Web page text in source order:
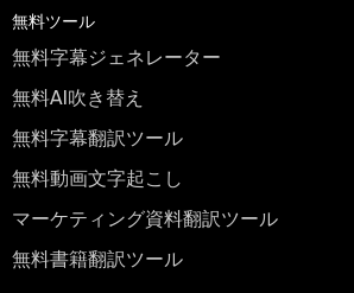
無料ツール
無料字幕ジェネレーター
無料AI吹き替え
無料字幕翻訳ツール
無料動画文字起こし
マーケティング資料翻訳ツール
無料書籍翻訳ツール